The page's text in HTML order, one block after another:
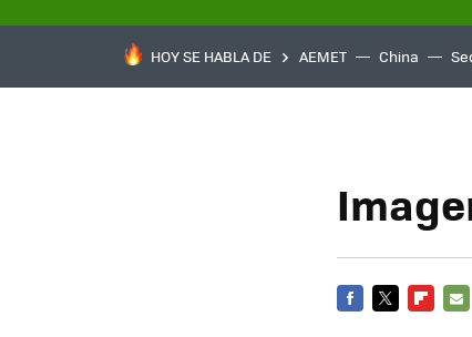
HOY SE HABLA DE AEMET China